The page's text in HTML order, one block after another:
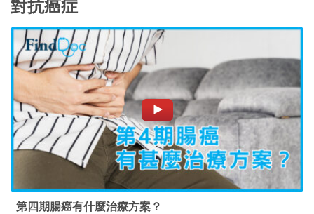
對抗癌症
第四期腸癌有什麼治療方案？